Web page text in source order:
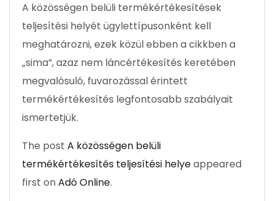
A közösségen belüli termékértékesítések
teljesítési helyét ügylettípusonként kell
meghatározni, ezek közül ebben a cikkben a
„sima”, azaz nem láncértékesítés keretében
megvalósuló, fuvarozással érintett
termékértékesítés legfontosabb szabályait
ismertetjük.
The post A közösségen belüli
termékértékesítés teljesítési helyeappeared
first onAdó Online.